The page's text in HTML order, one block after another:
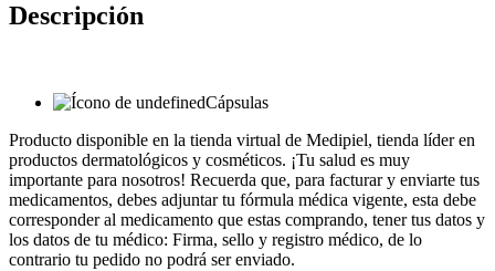
Descripción
Cápsulas
Producto disponible en la tienda virtual de Medipiel, tienda líder en
productos dermatológicos y cosméticos. ¡Tu salud es muy
importante para nosotros! Recuerda que, para facturar y enviarte tus
medicamentos, debes adjuntar tu fórmula médica vigente, esta debe
corresponder al medicamento que estas comprando, tener tus datos y
los datos de tu médico: Firma, sello y registro médico, de lo
contrario tu pedido no podrá ser enviado.